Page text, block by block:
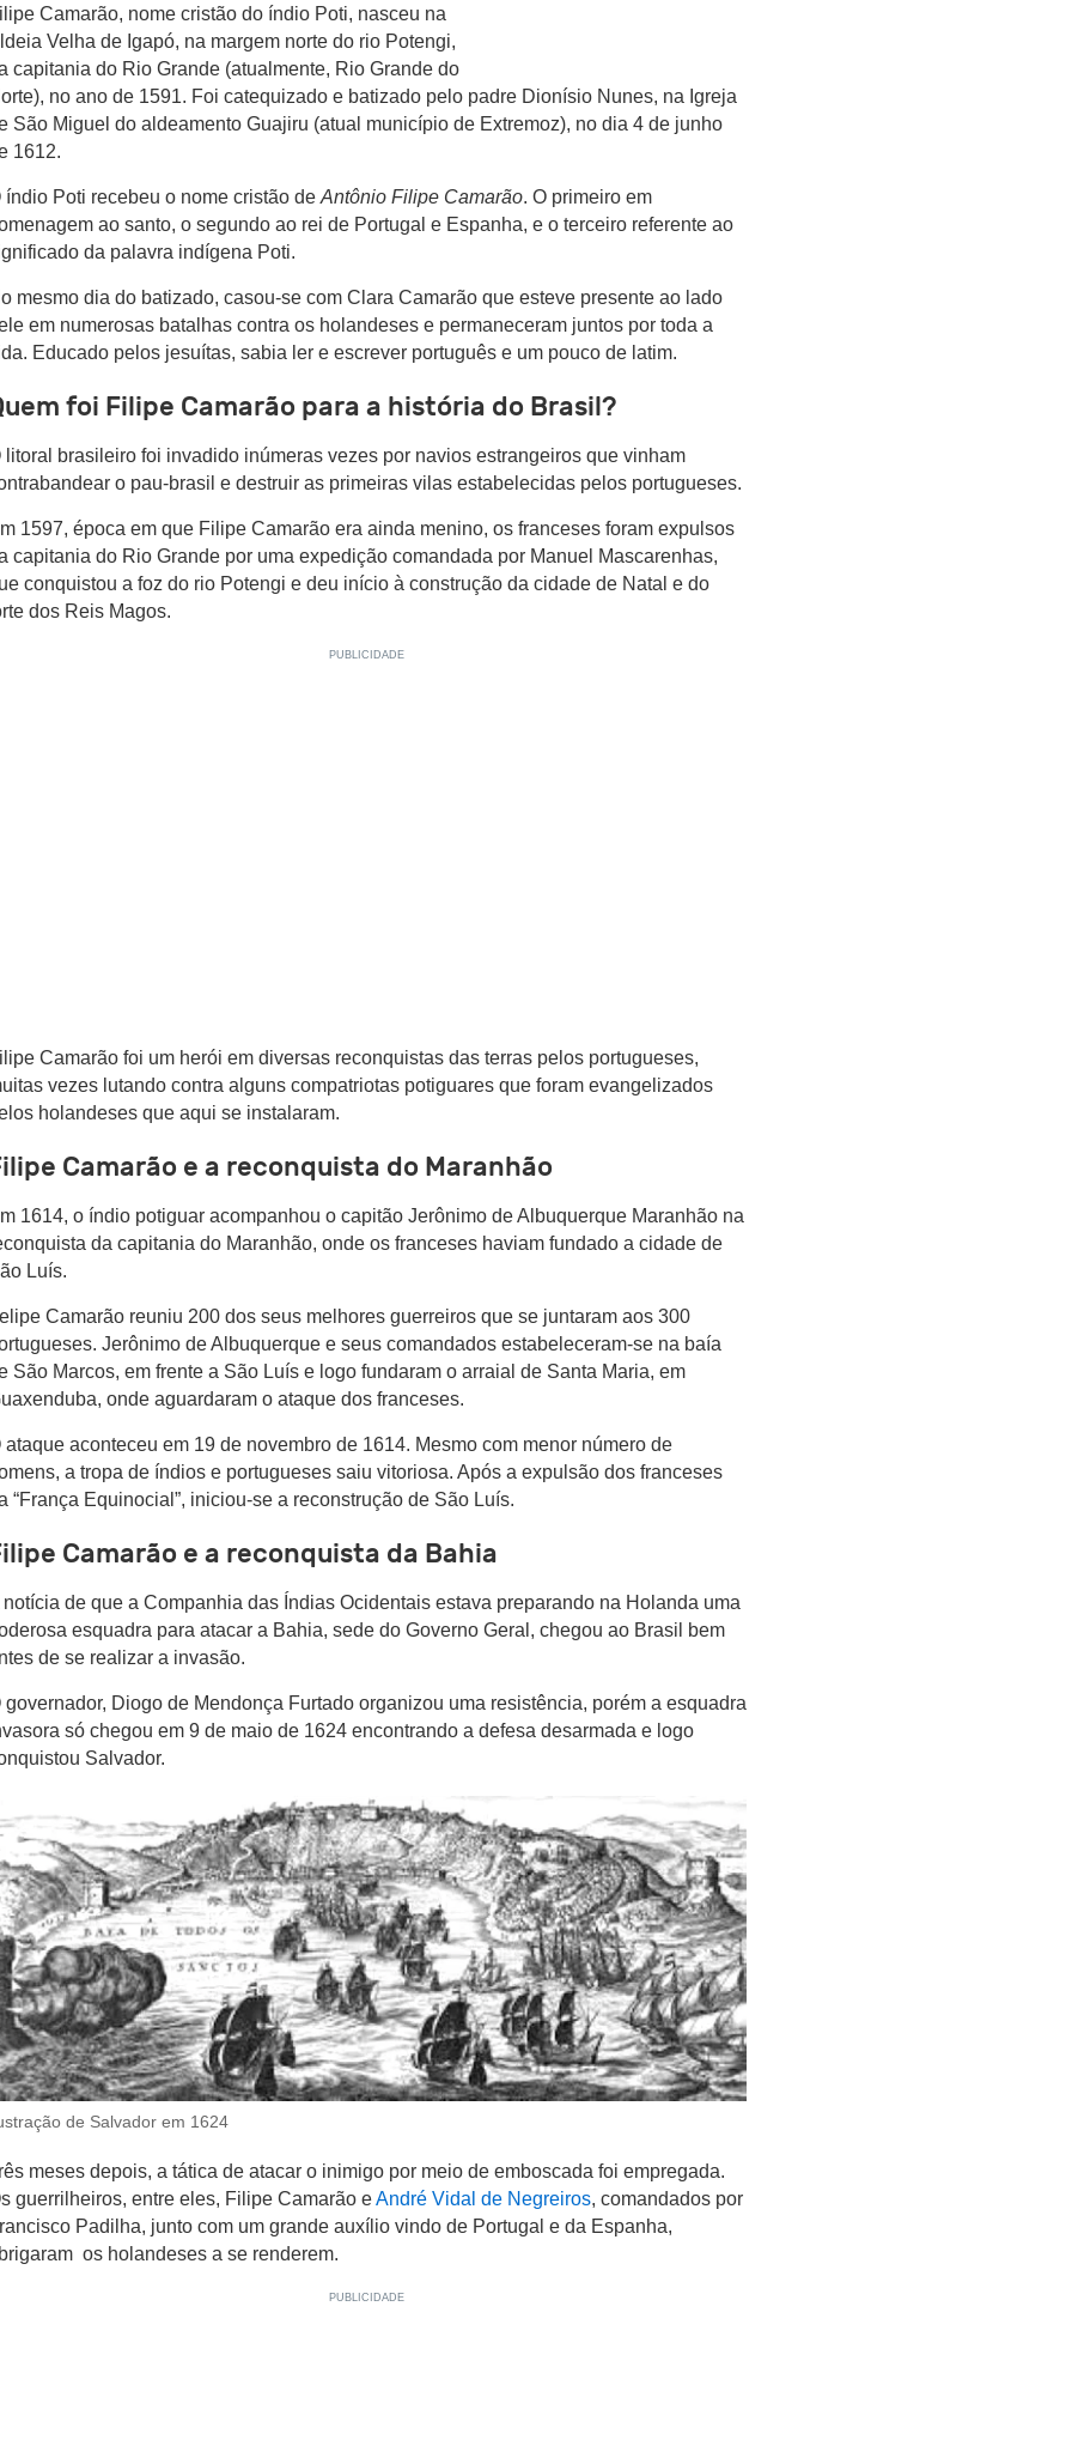
Camarão, nome cristão do índio Poti, nasceu na
Velha de Igapó, na margem norte do rio Potengi,
capitania do Rio Grande (atualmente, Rio Grande do
no ano de 1591. Foi catequizado e batizado pelo padre Dionísio Nunes, na Igreja
São Miguel do aldeamento Guajiru (atual município de Extremoz), no dia 4 de junho
1612.
índio Poti recebeu o nome cristão de Antônio Filipe Camarão. O primeiro em
ao santo, o segundo ao rei de Portugal e Espanha, e o terceiro referente ao
da palavra indígena Poti.
mesmo dia do batizado, casou-se com Clara Camarão que esteve presente ao lado
em numerosas batalhas contra os holandeses e permaneceram juntos por toda a
Educado pelos jesuítas, sabia ler e escrever português e um pouco de latim.
foi Filipe Camarão para a história do Brasil?
litoral brasileiro foi invadido inúmeras vezes por navios estrangeiros que vinham
o pau-brasil e destruir as primeiras vilas estabelecidas pelos portugueses.
1597, época em que Filipe Camarão era ainda menino, os franceses foram expulsos
capitania do Rio Grande por uma expedição comandada por Manuel Mascarenhas,
conquistou a foz do rio Potengi e deu início à construção da cidade de Natal e do
dos Reis Magos.
Camarão foi um herói em diversas reconquistas das terras pelos portugueses,
vezes lutando contra alguns compatriotas potiguares que foram evangelizados
holandeses que aqui se instalaram.
Camarão e a reconquista do Maranhão
1614, o índio potiguar acompanhou o capitão Jerônimo de Albuquerque Maranhão na
da capitania do Maranhão, onde os franceses haviam fundado a cidade de
Luís.
Camarão reuniu 200 dos seus melhores guerreiros que se juntaram aos 300
Jerônimo de Albuquerque e seus comandados estabeleceram-se na baía
São Marcos, em frente a São Luís e logo fundaram o arraial de Santa Maria, em
onde aguardaram o ataque dos franceses.
ataque aconteceu em 19 de novembro de 1614. Mesmo com menor número de
a tropa de índios e portugueses saiu vitoriosa. Após a expulsão dos franceses
“França Equinocial”, iniciou-se a reconstrução de São Luís.
Camarão e a reconquista da Bahia
notícia de que a Companhia das Índias Ocidentais estava preparando na Holanda uma
esquadra para atacar a Bahia, sede do Governo Geral, chegou ao Brasil bem
de se realizar a invasão.
governador, Diogo de Mendonça Furtado organizou uma resistência, porém a esquadra
só chegou em 9 de maio de 1624 encontrando a defesa desarmada e logo
Salvador.
de Salvador em 1624
meses depois, a tática de atacar o inimigo por meio de emboscada foi empregada.
guerrilheiros, entre eles, Filipe Camarão eAndré Vidal de Negreiros, comandados por
Padilha, junto com um grande auxílio vindo de Portugal e da Espanha,
os holandeses a se renderem.